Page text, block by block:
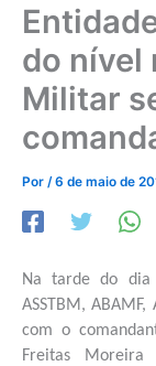
do nível
Militar
Por /6 de maio de
Na tarde do dia
ASSTBM,
com o
Freitas